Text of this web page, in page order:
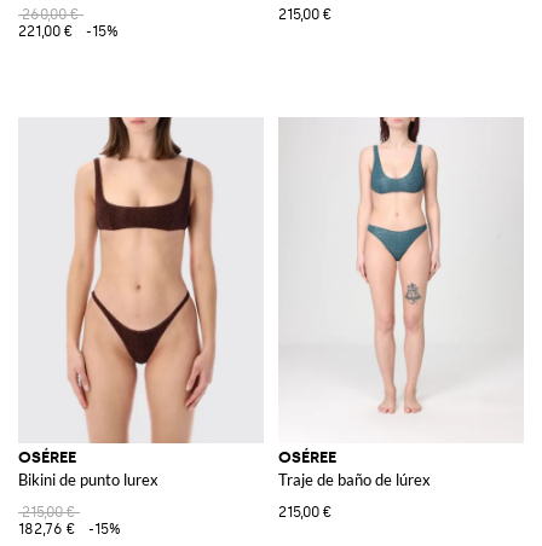
260,00 €
221,00 €
-15%
215,00 €
OSÉREE
Bikini de punto lurex
215,00 €
182,76 €
-15%
OSÉREE
Traje de baño de lúrex
215,00 €